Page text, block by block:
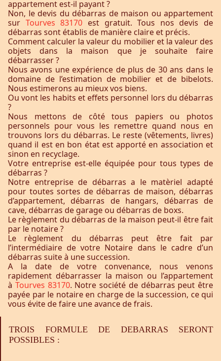
appartement est-il payant ?
Non, le devis du débarras de maison ou appartement
sur Tourves 83170 est gratuit. Tous nos devis de
débarras sont établis de manière claire et précis.
Comment calculer la valeur du mobilier et la valeur des
objets dans la maison que je souhaite faire
débarrasser ?
Nous avons une expérience de plus de 30 ans dans le
domaine de l’estimation de mobilier et de bibelots.
Nous estimerons au mieux vos biens.
Ou vont les habits et effets personnel lors du débarras
?
Nous mettons de côté tous papiers ou photos
personnels pour vous les remettre quand nous en
trouvons lors du débarras. Le reste (vêtements, livres)
quand il est en bon état est apporté en association et
sinon en recyclage.
Votre entreprise est-elle équipée pour tous types de
débarras ?
Notre entreprise de débarras a le matèriel adapté
pour toutes sortes de débarras de maison, débarras
d’appartement, débarras de hangars, débarras de
cave, débarras de garage ou débarras de boxs.
Le règlement du débarras de la maison peut-il être fait
par le notaire ?
Le règlement du débarras peut être fait par
l’intermédiaire de votre Notaire dans le cadre d’un
débarras suite à une succession.
A la date de votre convenance, nous venons
rapidement débarrasser la maison ou l’appartement
à Tourves 83170. Notre société de débarras peut être
payée par le notaire en charge de la succession, ce qui
vous évite de faire une avance de frais.
TROIS FORMULE DE DEBARRAS SERONT
POSSIBLES :